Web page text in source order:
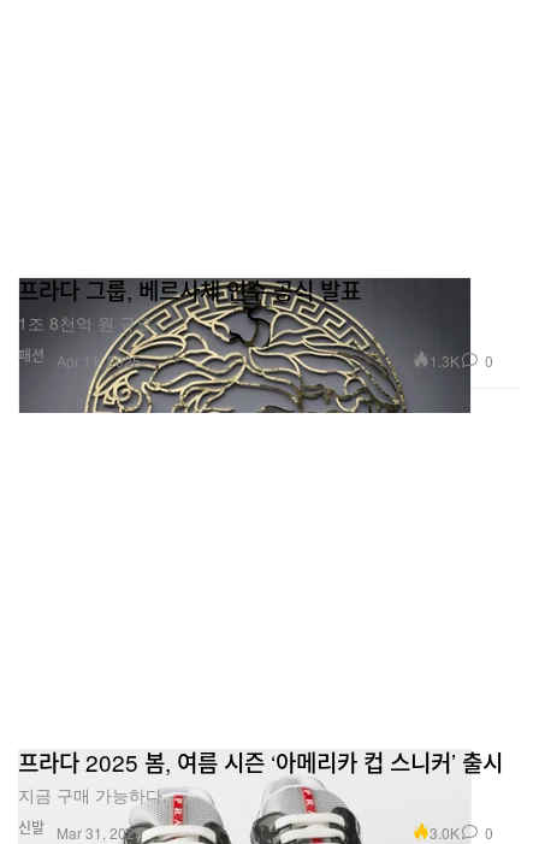
패션
프라다 그룹, 베르사체 인수 공식 발표
1조 8천억 원 규모.
Apr 11, 2025 1.3K 0
신발
프라다 2025 봄, 여름 시즌 ‘아메리카 컵 스니커’ 출시
지금 구매 가능하다.
Mar 31, 2025 3.0K 0